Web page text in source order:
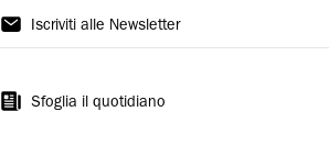
Gazzetta
Modena
Iscriviti alle Newsletter
Sfoglia il quotidiano